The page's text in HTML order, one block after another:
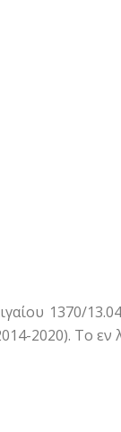
1370/
2020). Το εν